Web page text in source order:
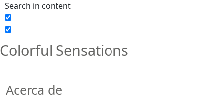
Search in content
Colorful Sensations
Acerca de